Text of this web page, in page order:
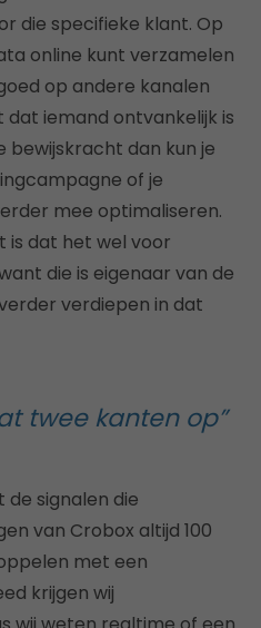
die specifieke klant. Op
online kunt verzamelen
op andere kanalen
dat iemand ontvankelijk is
bewijskracht dan kun je
of je
mee optimaliseren.
is dat het wel voor
die is eigenaar van de
verdiepen in dat
twee kanten op”
signalen die
van Crobox altijd 100
met een
krijgen wij